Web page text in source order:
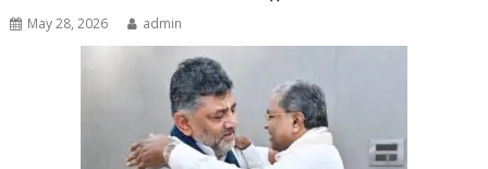
May 28, 2026 admin